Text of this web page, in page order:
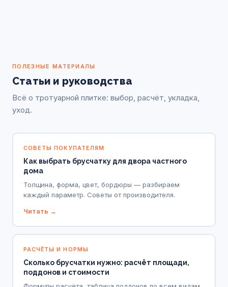
ПОЛЕЗНЫЕ МАТЕРИАЛЫ
Статьи и руководства
Всё о тротуарной плитке: выбор, расчёт, укладка,
уход.
СОВЕТЫ ПОКУПАТЕЛЯМ
Как выбрать брусчатку для двора частного
дома
Толщина, форма, цвет, бордюры — разбираем
каждый параметр. Советы от производителя.
Читать →
РАСЧЁТЫ И НОРМЫ
Сколько брусчатки нужно: расчёт площади,
поддонов и стоимости